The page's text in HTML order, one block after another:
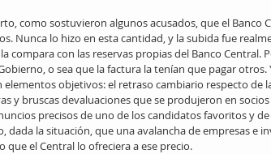
como sostuvieron algunos acusados, que el Banco
Nunca lo hizo en esta cantidad, y la subida fue
compara con las reservas propias del Banco Central.
o sea que la factura la tenían que pagar
elementos objetivos: el retraso cambiario respecto de
y bruscas devaluaciones que se produjeron en
precisos de uno de los candidatos favoritos y
dada la situación, que una avalancha de empresas e
que el Central lo ofreciera a ese precio.